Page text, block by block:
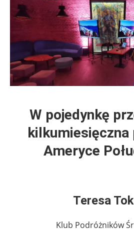
W pojedynkę
kilkumiesięczna
Ameryce
Teresa
Klub Podróżników